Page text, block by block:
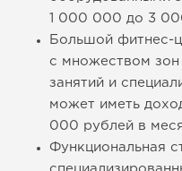
1 000 000 до 3
Большой фитнес-
с множеством зон
занятий и
может иметь
000 рублей в
Функциональная